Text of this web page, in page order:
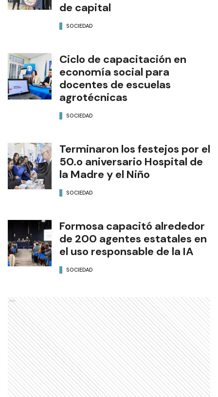
de capital
SOCIEDAD
Ciclo de capacitación en
economía social para
docentes de escuelas
agrotécnicas
SOCIEDAD
Terminaron los festejos por el
50.o aniversario Hospital de
la Madre y el Niño
SOCIEDAD
Formosa capacitó alrededor
de 200 agentes estatales en
el uso responsable de la IA
SOCIEDAD
Ads